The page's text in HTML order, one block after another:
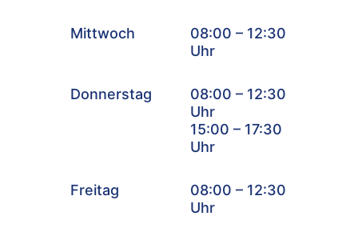
Mittwoch
08:00 – 12:30
Uhr
Donnerstag
08:00 – 12:30
Uhr
15:00 – 17:30
Uhr
Freitag
08:00 – 12:30
Uhr